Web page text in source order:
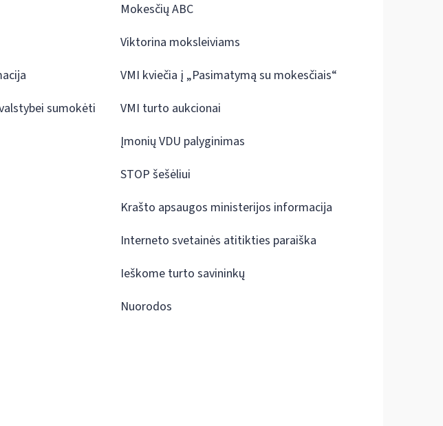
sumokėti
Mokesčių ABC
Viktorina moksleiviams
VMI kviečia į „Pasimatymą su mokesčiais“
VMI turto aukcionai
Įmonių VDU palyginimas
STOP šešėliui
Krašto apsaugos ministerijos informacija
Interneto svetainės atitikties paraiška
Ieškome turto savininkų
Nuorodos